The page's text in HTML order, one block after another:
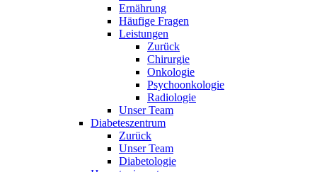
Ernährung
Häufige Fragen
Leistungen
Zurück
Chirurgie
Onkologie
Psychoonkologie
Radiologie
Unser Team
Diabeteszentrum
Zurück
Unser Team
Diabetologie